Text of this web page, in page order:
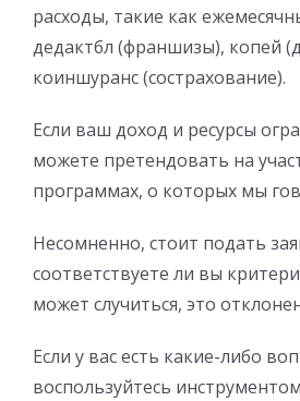
расходы, такие как
дедактбл (франшизы), копей
коиншуранс (сострахование).
Если ваш доход и ресурсы
можете претендовать на
программах, о которых мы
Несомненно, стоит подать
соответствуете ли вы
может случиться, это
Если у вас есть какие-либо
воспользуйтесь